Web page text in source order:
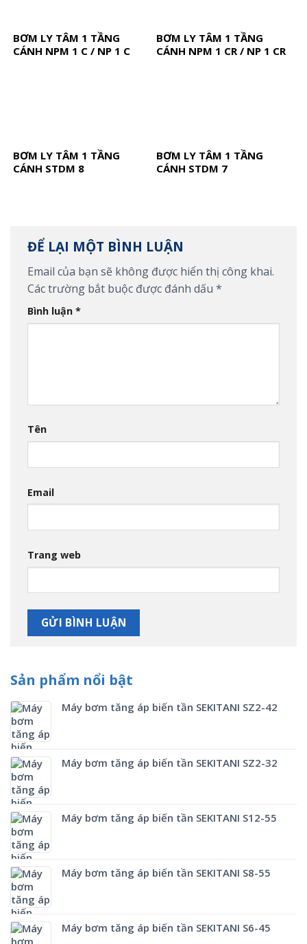
BƠM LY TÂM 1 TẦNG
CÁNH NPM 1 C / NP 1 C
BƠM LY TÂM 1 TẦNG
CÁNH NPM 1 CR / NP 1 CR
BƠM LY TÂM 1 TẦNG
CÁNH STDM 8
BƠM LY TÂM 1 TẦNG
CÁNH STDM 7
ĐỂ LẠI MỘT BÌNH LUẬN
Email của bạn sẽ không được hiển thị công khai.
Các trường bắt buộc được đánh dấu *
Bình luận *
Tên
Email
Trang web
Sản phẩm nổi bật
Máy bơm tăng áp biến tần SEKITANI SZ2-42
Máy bơm tăng áp biến tần SEKITANI SZ2-32
Máy bơm tăng áp biến tần SEKITANI S12-55
Máy bơm tăng áp biến tần SEKITANI S8-55
Máy bơm tăng áp biến tần SEKITANI S6-45